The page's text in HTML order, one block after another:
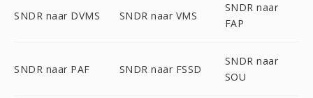
SNDR naar DVMS SNDR naar VMS
SNDR naar
FAP
SNDR naar PAF SNDR naar FSSD
SNDR naar
SOU